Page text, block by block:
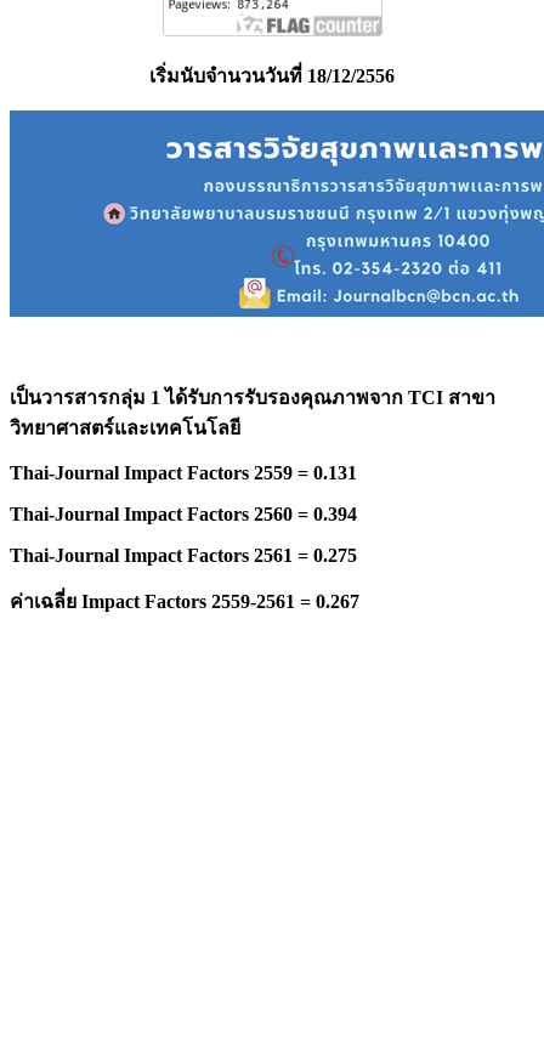
เริ่มนับจำนวนวันที่ 18/12/2556
เป็นวารสารกลุ่ม 1 ได้รับการรับรองคุณภาพจาก TCI สาขา
วิทยาศาสตร์และเทคโนโลยี
Thai-Journal Impact Factors 2559 = 0.131
Thai-Journal Impact Factors 2560 = 0.394
Thai-Journal Impact Factors 2561 = 0.275
ค่าเฉลี่ย Impact Factors 2559-2561 = 0.267